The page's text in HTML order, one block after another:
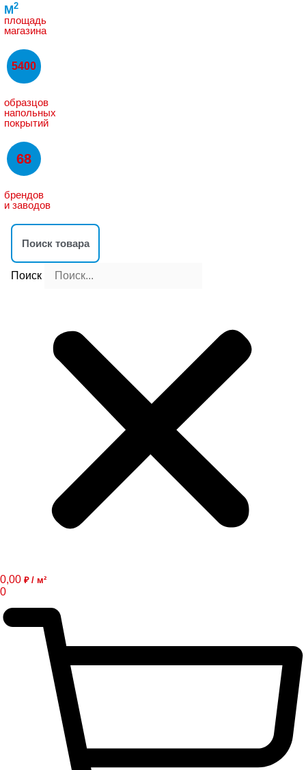
M2
площадь
магазина
5400
образцов
напольных
покрытий
68
брендов
и заводов
Поиск
0,00 ₽ / м²
0